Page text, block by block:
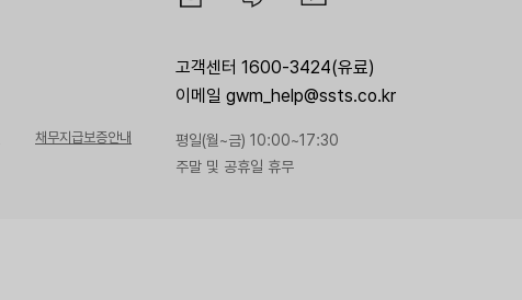
채무지급보증안내
고객센터 1600-3424(유료)
이메일 gwm_help@ssts.co.kr
평일(월~금) 10:00~17:30
주말 및 공휴일 휴무